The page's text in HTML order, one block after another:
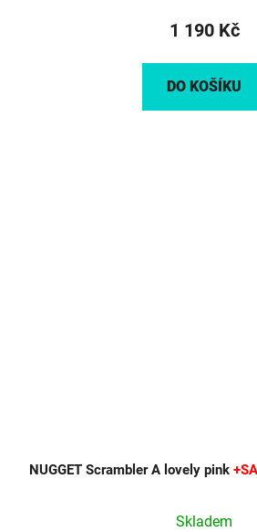
1 190 Kč
DO KOŠÍKU
NUGGET Scrambler A lovely pink
Skladem